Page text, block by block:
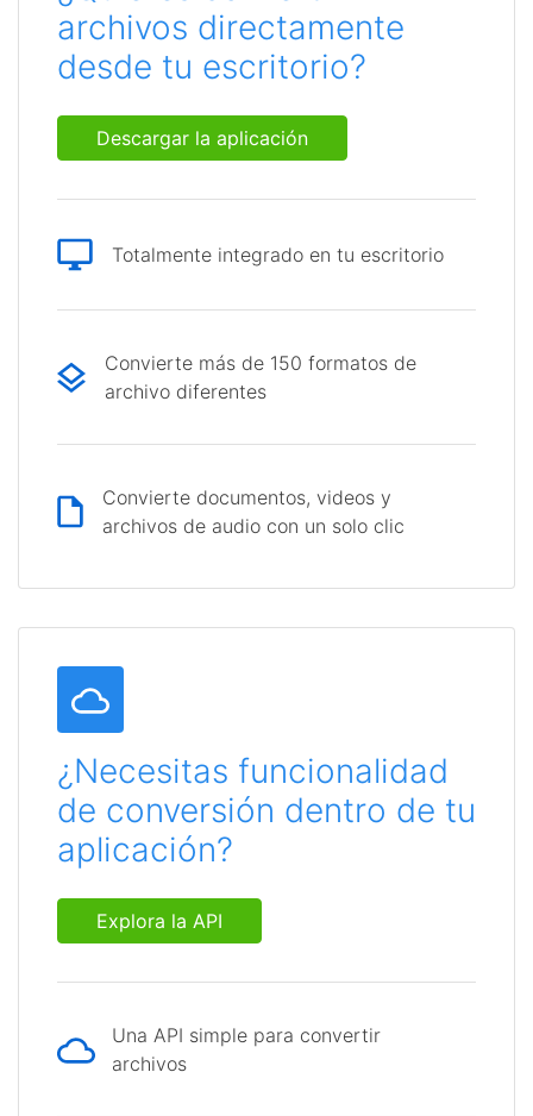
archivos directamente
desde tu escritorio?
Descargar la aplicación
Totalmente integrado en tu escritorio
Convierte más de 150 formatos de
archivo diferentes
Convierte documentos, videos y
archivos de audio con un solo clic
¿Necesitas funcionalidad
de conversión dentro de tu
aplicación?
Explora la API
Una API simple para convertir
archivos